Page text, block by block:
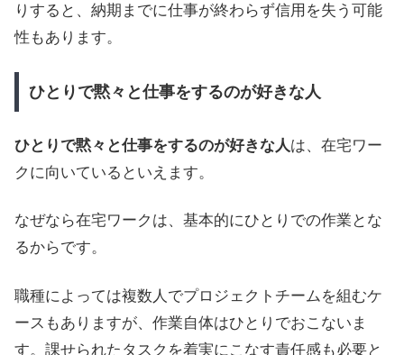
りすると、納期までに仕事が終わらず信用を失う可能
性もあります。
ひとりで黙々と仕事をするのが好きな人
ひとりで黙々と仕事をするのが好きな人は、在宅ワー
クに向いているといえます。
なぜなら在宅ワークは、基本的にひとりでの作業とな
るからです。
職種によっては複数人でプロジェクトチームを組むケ
ースもありますが、作業自体はひとりでおこないま
す。課せられたタスクを着実にこなす責任感も必要と